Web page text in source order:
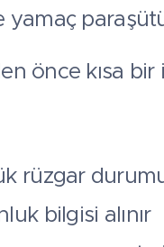
yamaç
önce kısa
rüzgar
bilgisi alınır